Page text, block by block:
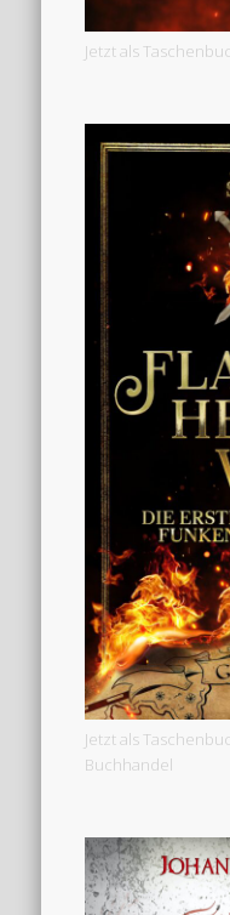
Jetzt als
Jetzt als
Buchhandel